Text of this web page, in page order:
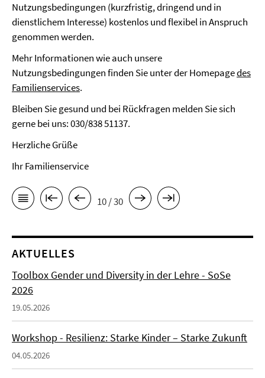
Nutzungsbedingungen (kurzfristig, dringend und in
dienstlichem Interesse) kostenlos und flexibel in Anspruch
genommen werden.
Mehr Informationen wie auch unsere
Nutzungsbedingungen finden Sie unter der Homepagedes
Familienservices.
Bleiben Sie gesund und bei Rückfragen melden Sie sich
gerne bei uns: 030/838 51137.
Herzliche Grüße
Ihr Familienservice
10 / 30
AKTUELLES
Toolbox Gender und Diversity in der Lehre - SoSe
2026
19.05.2026
Workshop - Resilienz: Starke Kinder – Starke Zukunft
04.05.2026